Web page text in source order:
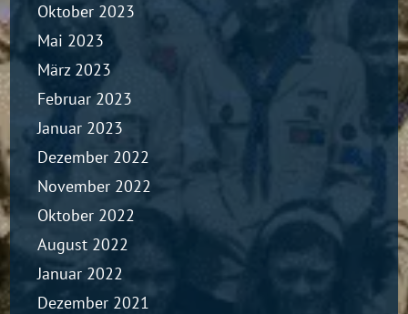
Oktober 2023
Mai 2023
März 2023
Februar 2023
Januar 2023
Dezember 2022
November 2022
Oktober 2022
August 2022
Januar 2022
Dezember 2021